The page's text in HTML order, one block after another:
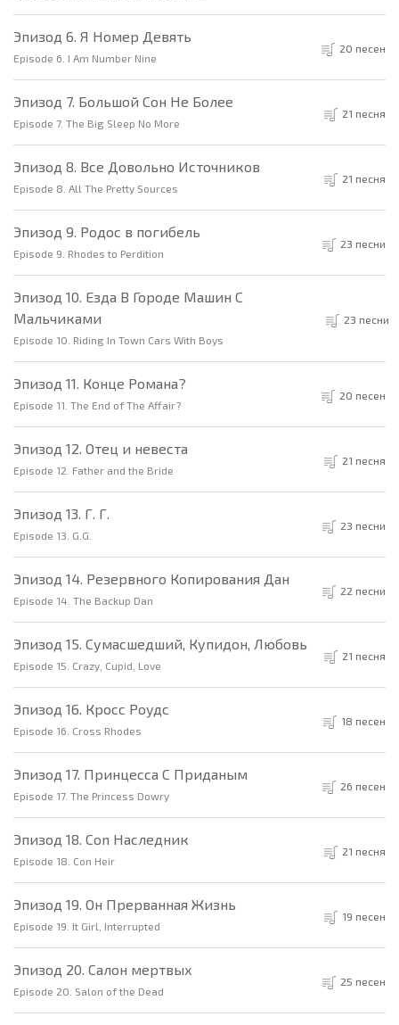
Эпизод 6. Я Номер Девять
Episode 6. I Am Number Nine
20 песен
Эпизод 7. Большой Сон Не Более
Episode 7. The Big Sleep No More
21 песня
Эпизод 8. Все Довольно Источников
Episode 8. All The Pretty Sources
21 песня
Эпизод 9. Родос в погибель
Episode 9. Rhodes to Perdition
23 песни
Эпизод 10. Езда В Городе Машин С
Мальчиками
Episode 10. Riding In Town Cars With Boys
23 песни
Эпизод 11. Конце Романа?
Episode 11. The End of The Affair?
20 песен
Эпизод 12. Отец и невеста
Episode 12. Father and the Bride
21 песня
Эпизод 13. Г. Г.
Episode 13. G.G.
23 песни
Эпизод 14. Резервного Копирования Дан
Episode 14. The Backup Dan
22 песни
Эпизод 15. Сумасшедший, Купидон, Любовь
Episode 15. Crazy, Cupid, Love
21 песня
Эпизод 16. Кросс Роудс
Episode 16. Cross Rhodes
18 песен
Эпизод 17. Принцесса С Приданым
Episode 17. The Princess Dowry
26 песен
Эпизод 18. Con Наследник
Episode 18. Con Heir
21 песня
Эпизод 19. Он Прерванная Жизнь
Episode 19. It Girl, Interrupted
19 песен
Эпизод 20. Салон мертвых
Episode 20. Salon of the Dead
25 песен